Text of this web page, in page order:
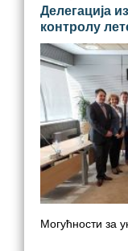
Делегација
контролу
Могућности за